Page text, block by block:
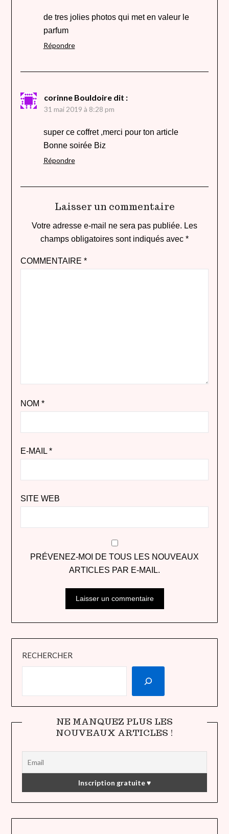
de tres jolies photos qui met en valeur le
parfum
Répondre
corinne Bouldoire dit :
31 mai 2019 à 8:28 pm
super ce coffret ,merci pour ton article
Bonne soirée Biz
Répondre
Laisser un commentaire
Votre adresse e-mail ne sera pas publiée. Les
champs obligatoires sont indiqués avec *
COMMENTAIRE *
NOM *
E-MAIL *
SITE WEB
PRÉVENEZ-MOI DE TOUS LES NOUVEAUX
ARTICLES PAR E-MAIL.
RECHERCHER
NE MANQUEZ PLUS LES
NOUVEAUX ARTICLES !